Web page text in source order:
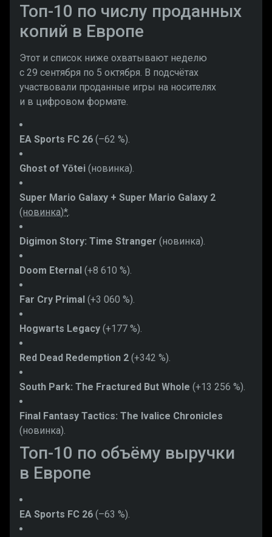
Топ-10 по числу проданных
копий в Европе
Этот и список ниже охватывают неделю
с 29 сентября по 5 октября. В подсчётах
участвовали проданные игры на носителях
и в цифровом формате.
EA Sports FC 26 (–62 %).
Ghost of Yōtei (новинка).
Super Mario Galaxy + Super Mario Galaxy 2
(новинка)*.
Digimon Story: Time Stranger (новинка).
Doom Eternal (+8 610 %).
Far Cry Primal (+3 060 %).
Hogwarts Legacy (+177 %).
Red Dead Redemption 2 (+342 %).
South Park: The Fractured But Whole (+13 256 %).
Final Fantasy Tactics: The Ivalice Chronicles
(новинка).
Топ-10 по объёму выручки
в Европе
EA Sports FC 26 (–63 %).